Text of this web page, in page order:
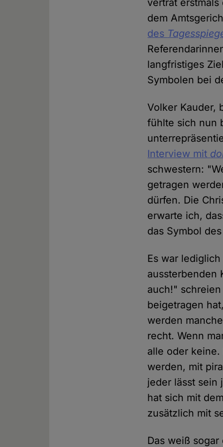
vertrat
dem
des
langfristiges
Symbolen bei
Volker Kauder,
fühlte sich nun
Interview mit
schwestern:
getragen
dürfen. Die
erwarte ich,
das Symbol
Es war
aussterbenden
auch!"
beigetragen
werden
recht. Wenn
alle oder
werden, mit
jeder lässt sein
hat sich mit
zusätzlich mit
Das weiß